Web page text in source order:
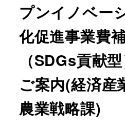
プンイノベー
化促進事業費
（SDGs貢献
ご案内(経済産
農業戦略課)